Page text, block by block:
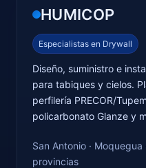
HUMICOP
Especialistas en Drywall
Diseño, suministro e
para tabiques y cielos.
perfilería PRECOR/
policarbonato Glanze y
San Antonio · Moquegua
provincias